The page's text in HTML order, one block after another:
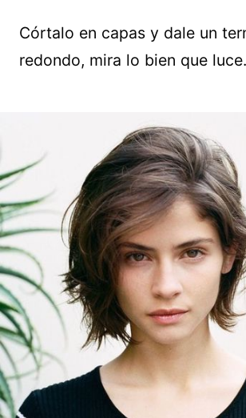
Córtalo en capas y dale un
redondo, mira lo bien que luce.